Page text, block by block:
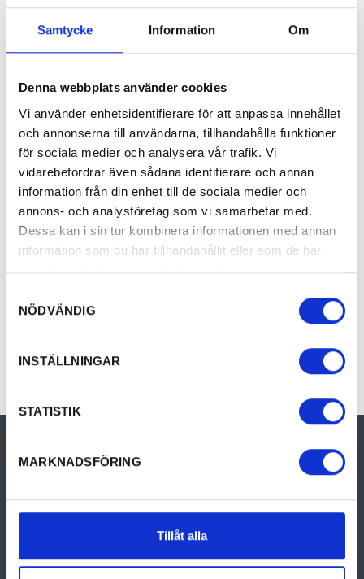
Samtycke Information Om
Denna webbplats använder cookies
Vi använder enhetsidentifierare för att anpassa innehållet
och annonserna till användarna, tillhandahålla funktioner
för sociala medier och analysera vår trafik. Vi
vidarebefordrar även sådana identifierare och annan
information från din enhet till de sociala medier och
annons- och analysföretag som vi samarbetar med.
Dessa kan i sin tur kombinera informationen med annan
information som du har tillhandahållit eller som de har
samlat in när du har använt deras tjänster.
NÖDVÄNDIG
INSTÄLLNINGAR
STATISTIK
MARKNADSFÖRING
Tillåt alla
När du är här kan du även passa på att göra ett
besök på Österviks kapell som ligger alldeles i
närheten. Kapellet har en spännande historia som
på våren får du sällskap av de vackra blåsipporna
och ett hav av vitsippor.
I närheten finns också en fågelskådarplats där du
kan spana på fåglarna vid Vänerns strand.
Sedan 2024 finns även loppisen Återbruket på
stadsbondgården. OBS! ej samma öppettider.Läs
mer här
Södra Torget 3, 681 84 Kristinehamn